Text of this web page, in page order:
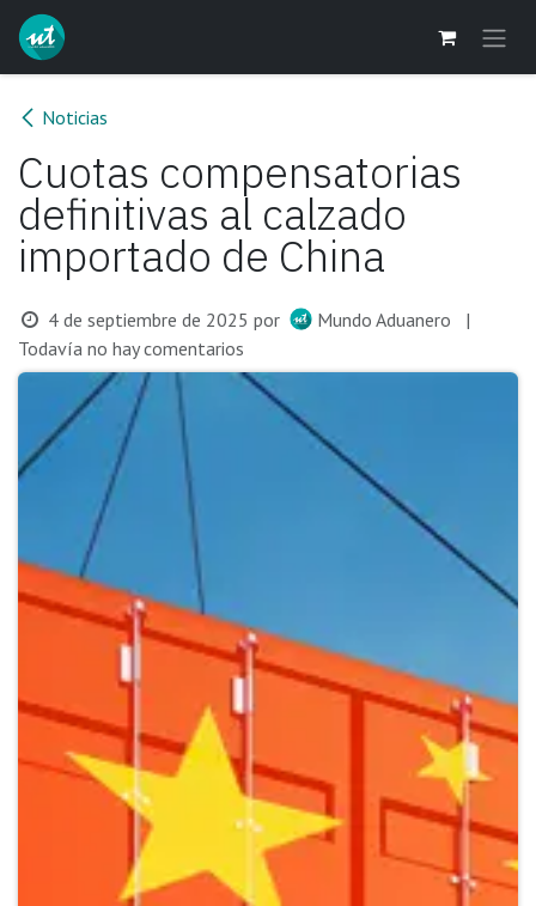
Ir al contenido
Noticias
Cuotas compensatorias
definitivas al calzado
importado de China
4 de septiembre de 2025 por Mundo Aduanero
|
Todavía no hay comentarios